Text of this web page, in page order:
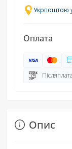
Укрпоштою у
Оплата
Післяплата
Опис